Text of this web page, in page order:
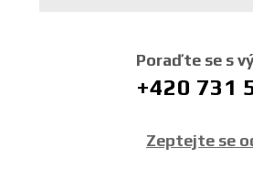
c
8
Poraďte se s
+420 731
Zeptejte se